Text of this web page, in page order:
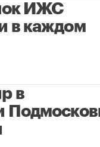
ИЖС
в каждом
в